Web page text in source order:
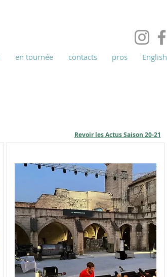
en tournée contacts pros English
Revoir les Actus Saison 20-21